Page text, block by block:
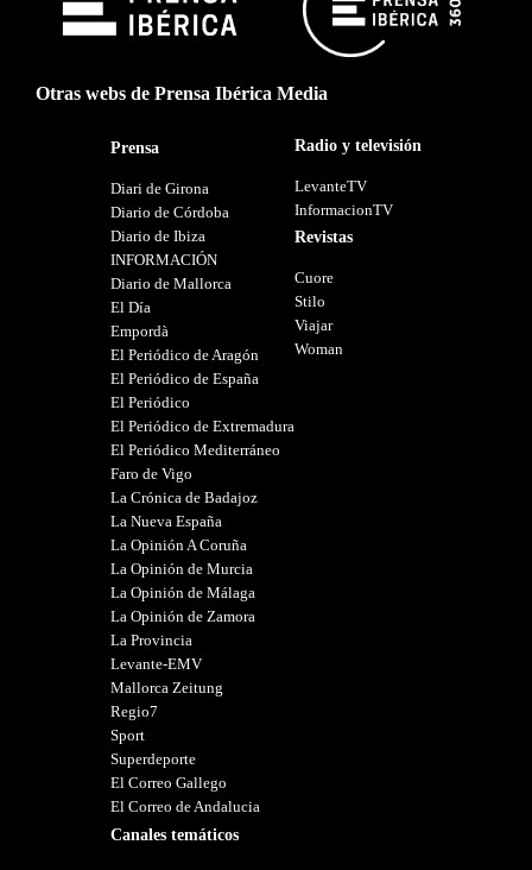
Otras webs de Prensa Ibérica Media
Prensa
Diari de Girona
Diario de Córdoba
Diario de Ibiza
INFORMACIÓN
Diario de Mallorca
El Día
Empordà
El Periódico de Aragón
El Periódico de España
El Periódico
El Periódico de Extremadura
El Periódico Mediterráneo
Faro de Vigo
La Crónica de Badajoz
La Nueva España
La Opinión A Coruña
La Opinión de Murcia
La Opinión de Málaga
La Opinión de Zamora
La Provincia
Levante-EMV
Mallorca Zeitung
Regio7
Sport
Superdeporte
El Correo Gallego
El Correo de Andalucia
Canales temáticos
Radio y televisión
LevanteTV
InformacionTV
Revistas
Cuore
Stilo
Viajar
Woman